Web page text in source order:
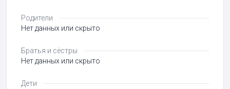
Родители
Нет данных или скрыто
Братья и сёстры
Нет данных или скрыто
Дети